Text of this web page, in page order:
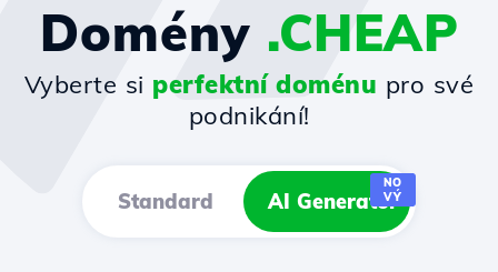
Domény .CHEAP
Vyberte si perfektní doménu pro své
podnikání!
Standard AI Generator
NO
VÝ